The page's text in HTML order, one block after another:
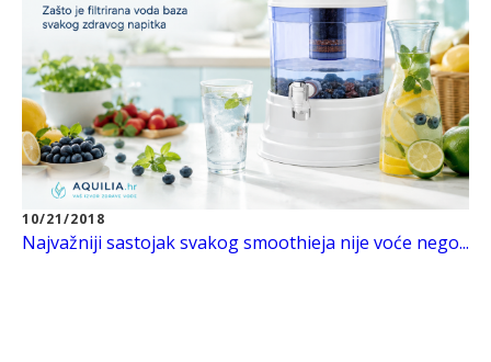
10/21/2018
Najvažniji sastojak svakog smoothieja nije voće nego...